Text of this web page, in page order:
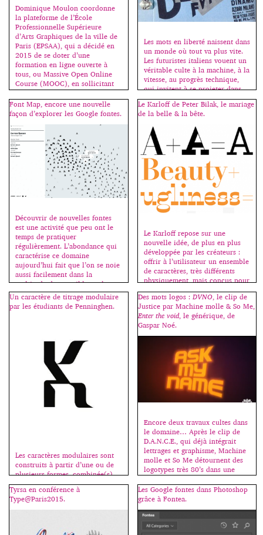
Dominique Moulon coordonne
la plateforme de l’École
Professionnelle Supérieure
d’Arts Graphiques de la ville de
Paris (EPSAA), qui a décidé en
2015 de se doter d’une
formation en ligne ouverte à
tous, ou Massive Open Online
Course (MOOC), en sollicitant
les compétences et en exploitant
les ressources dédiées à
l’enseignement des médias
digitaux. Ainsi le MOOC de
l’EPSAA Ville de Paris […]
Les mots en liberté naissent dans
un monde où tout va plus vite.
Les futuristes italiens vouent un
véritable culte à la machine, à la
vitesse, au progrès technique,
qui invitent à se projeter dans
l’avenir et modifient non
seulement la production, mais
aussi le comportement
individuel et la sensation même
de l’univers. L’inspiration
futuriste […]
Font Map, encore une nouvelle
façon d’explorer les Google fontes.
Découvrir de nouvelles fontes
est une activité que peu ont le
temps de pratiquer
régulièrement. L’abondance qui
caractérise ce domaine
aujourd’hui fait que l’on se noie
aussi facilement dans la
multitude des possibles et les
méandres du net. Kevin Ho a
donc imaginé un algorithme
triant les caractères par
Le Karloff de Peter Bilak, le mariage
de la belle & la bête.
Le Karloff repose sur une
nouvelle idée, de plus en plus
développée par les créateurs :
offrir à l’utilisateur un ensemble
de caractères, très différents
physiquement, mais conçus pour
aller de pair. Avec beaucoup
d’humour, Peter Bilak, de la
fonderie Typothèque, interroge
les codes du bon goût en alliant
laideur et beauté, le
typographiquement correct et
Un caractère de titrage modulaire
par les étudiants de Penninghen.
Les caractères modulaires sont
construits à partir d’une ou de
plusieurs formes, combinée(s)
de façon à recréer tous les
signes de l’alphabet. Ce sont des
titrages (voir l’article à ce sujet
ici.) Les étudiants(es) imaginent
modulaire (tout capitales, tout
Des mots logos : DVNO, le clip de
Justice par Machine molle & So Me,
Enter the void, le générique, de
Gaspar Noé.
Encore deux travaux cultes dans
le domaine… Après le clip de
D.A.N.C.E., qui déjà intégrait
lettrages et graphisme, Machine
molle et So Me détournent des
logotypes très 80’s dans une
ambiance ultra sophistiquée.
Tyrsa en conférence à
Type@Paris2015.
Les Google fontes dans Photoshop
grâce à Fontea.